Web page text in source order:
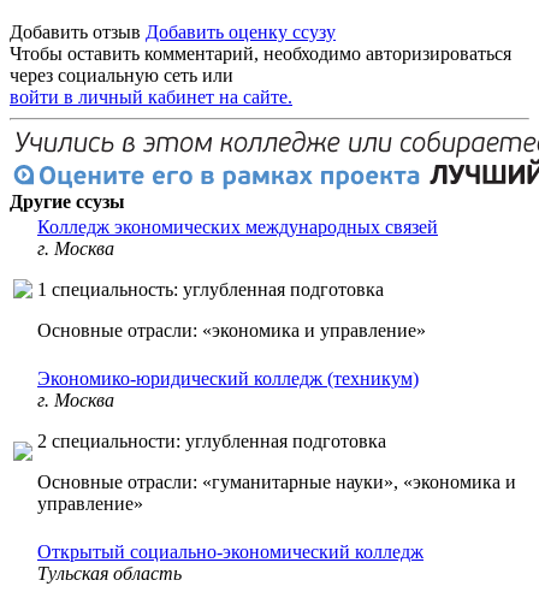
Добавить отзыв Добавить оценку ссузу
Чтобы оставить комментарий, необходимо авторизироваться
через социальную сеть или
войти в личный кабинет на сайте.
Другие ссузы
Колледж экономических международных связей
г. Москва
1 специальность: углубленная подготовка
Основные отрасли: «экономика и управление»
Экономико-юридический колледж (техникум)
г. Москва
2 специальности: углубленная подготовка
Основные отрасли: «гуманитарные науки», «экономика и
управление»
Открытый социально-экономический колледж
Тульская область